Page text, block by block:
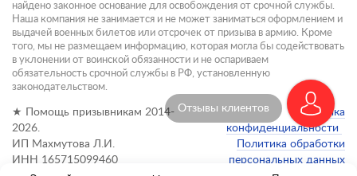
Отзывы клиентов
найдено законное основание для освобождения от срочной службы.
Наша компания не занимается и не может заниматься оформлением и
выдачей военных билетов или отсрочек от призыва в армию. Кроме
того, мы не размещаем информацию, которая могла бы содействовать
в уклонении от воинской обязанности и не оспариваем
обязательность срочной службы в РФ, установленную
законодательством.
★ Помощь призывникам 2014-
2026.
ИП Махмутова Л.И.
ИНН 165715099460
Политика
конфиденциальности
Политика обработки
персональных данных